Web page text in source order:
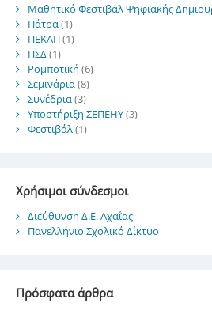
Μαθητικό Φεστιβάλ Ψηφιακής
Πάτρα(1)
ΠΕΚΑΠ(1)
ΠΣΔ(1)
Ρομποτική (6)
Σεμινάρια(8)
Συνέδρια(3)
Υποστήριξη ΣΕΠΕΗΥ(3)
Φεστιβάλ(1)
Χρήσιμοι σύνδεσμοι
Διεύθυνση Δ.Ε. Αχαΐας
Πανελλήνιο Σχολικό Δίκτυο
Πρόσφατα άρθρα